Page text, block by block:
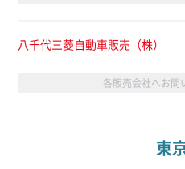
八千代三菱自動車販売（株）
各販売会社へお問
東